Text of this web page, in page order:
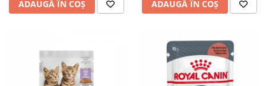
ADAUGĂ ÎN COȘ ADAUGĂ ÎN COȘ